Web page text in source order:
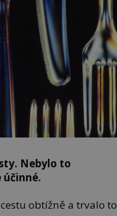
Nebylo to
obtížně a trvalo to